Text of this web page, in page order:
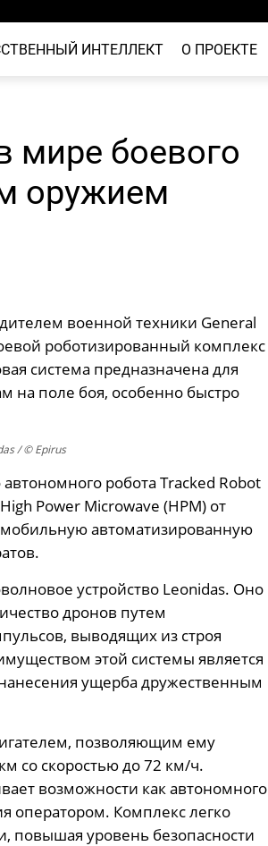
ИНТЕЛЛЕКТ О ПРОЕКТЕ
мире боевого
оружием
военной техники General
роботизированный комплекс
система предназначена для
на поле боя, особенно быстро
/ © Epirus
робота Tracked Robot
Power Microwave (HPM) от
автоматизированную
устройство Leonidas. Оно
дронов путем
выводящих из строя
этой системы является
ущерба дружественным
позволяющим ему
со скоростью до 72 км/ч.
возможности как автономного
оператором. Комплекс легко
повышая уровень безопасности